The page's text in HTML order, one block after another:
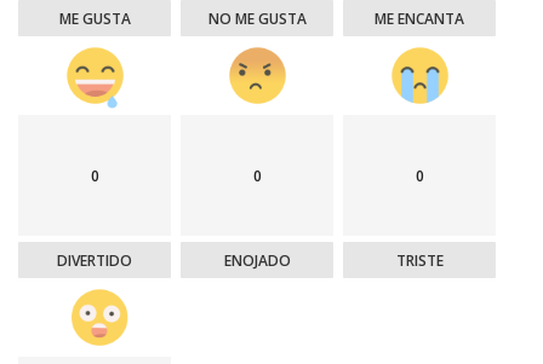
ME GUSTA NO ME GUSTA ME ENCANTA
0
DIVERTIDO
0
ENOJADO
0
TRISTE